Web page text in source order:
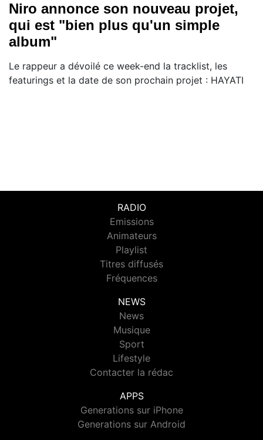
Niro annonce son nouveau projet,
qui est "bien plus qu'un simple
album"
Le rappeur a dévoilé ce week-end la tracklist, les
featurings et la date de son prochain projet : HAYATI
RADIO
Emissions
Animateurs
Playlist
Titres diffusés
Fréquences
NEWS
News
Musique
Sport
Lifestyle
Contacter la rédac
APPS
Generations sur iPhone
Generations sur Android